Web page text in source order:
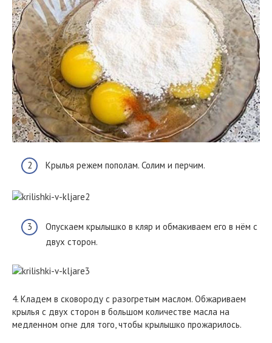
Крылья режем пополам. Солим и перчим.
Опускаем крылышко в кляр и обмакиваем его в нём с
двух сторон.
4. Кладем в сковороду с разогретым маслом. Обжариваем
крылья с двух сторон в большом количестве масла на
медленном огне для того, чтобы крылышко прожарилось.